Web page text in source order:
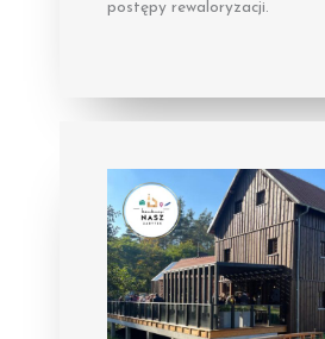
postępy rewaloryzacji.